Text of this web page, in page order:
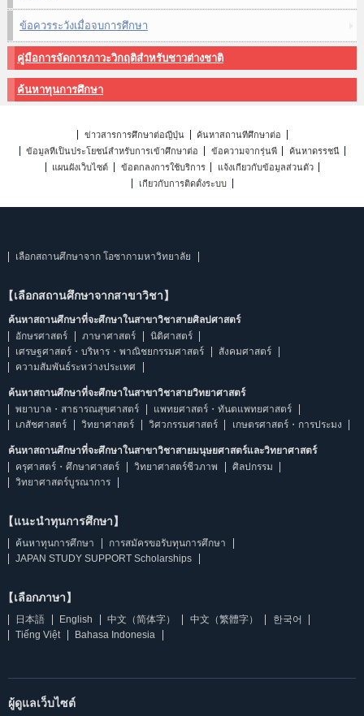
ข้อควรระวังเมื่อจบการศึกษา
คู่มือการจัดการภาวะวิกฤติสำหรับชาวต่างชาติ
ค้นหาทุนการศึกษา
ข่าวสารการศึกษาต่อญี่ปุ่น
ค้นหาสถานที่ศึกษาต่อ
ข้อมูลที่เป็นประโยชน์สำหรับการเข้าศึกษาต่อ
ข้อความจากรุ่นพี่
ค้นหาดรรชนี
แผนผังเว็บไซต์
ข้อตกลงการใช้บริการ
แจ้งเกี่ยวกับข้อมูลส่วนตัว
เกี่ยวกับการติดตั้งระบบ
เลือกสถานศึกษาจาก โอซากามหาวิทยาลัย
【เลือกสถานศึกษาจากสาขาวิชา】
ค้นหาสถานศึกษาที่จะศึกษาในสาขาวิชาสายศิลปศาสตร์
อักษรศาสตร์
ภาษาศาสตร์
นิติศาสตร์
เศรษฐศาสตร์・บริหาร・พาณิชยกรรมศาสตร์
สังคมศาสตร์
ความสัมพันธ์ระหว่างประเทศ
ค้นหาสถานศึกษาที่จะศึกษาในสาขาวิชาสายวิทยาศาสตร์
พยาบาล・สาธารณสุขศาสตร์
แพทยศาสตร์・ทันตแพทยศาสตร์
เภสัชศาสตร์
วิทยาศาสตร์ วิศวกรรมศาสตร์ เกษตรศาสตร์・การประมง
ค้นหาสถานศึกษาที่จะศึกษาในสาขาวิชาสายมนุษยศาสตร์และวิทยาศาสตร์
ครุศาสตร์・ศึกษาศาสตร์
วิทยาศาสตร์ชีวภาพ
ศิลปกรรม
วิทยาศาสตร์บูรณาการ
【แนะนำทุนการศึกษา】
ค้นหาทุนการศึกษา
การสมัครขอรับทุนการศึกษา
JAPAN STUDY SUPPORT Scholarships
【เลือกภาษา】
日本語 English 中文（简体字） 中文（繁體字）
한국어
Tiếng Việt
Bahasa Indonesia
ผู้ดูแลเว็บไซต์